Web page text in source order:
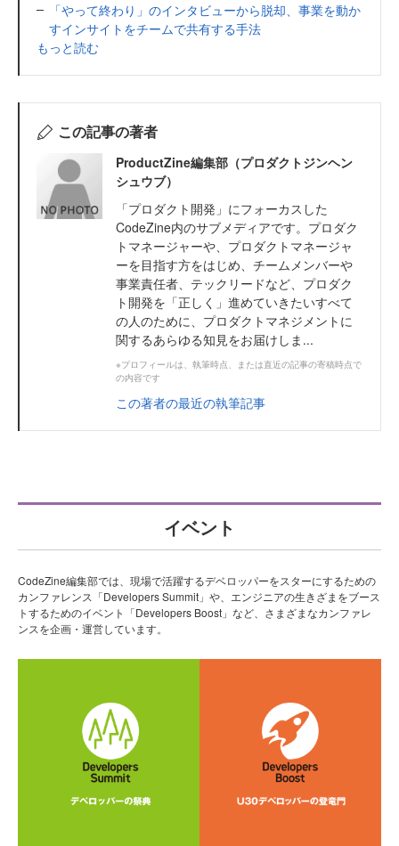
「やって終わり」のインタビューから脱却、事業を動か
すインサイトをチームで共有する手法
もっと読む
この記事の著者
ProductZine編集部（プロダクトジンヘン
シュウブ）
「プロダクト開発」にフォーカスした
CodeZine内のサブメディアです。プロダク
トマネージャーや、プロダクトマネージャ
ーを目指す方をはじめ、チームメンバーや
事業責任者、テックリードなど、プロダク
ト開発を「正しく」進めていきたいすべて
の人のために、プロダクトマネジメントに
関するあらゆる知見をお届けしま...
※プロフィールは、執筆時点、または直近の記事の寄稿時点で
の内容です
この著者の最近の執筆記事
イベント
CodeZine編集部では、現場で活躍するデベロッパーをスターにするための
カンファレンス「Developers Summit」や、エンジニアの生きざまをブース
トするためのイベント「Developers Boost」など、さまざまなカンファレ
ンスを企画・運営しています。